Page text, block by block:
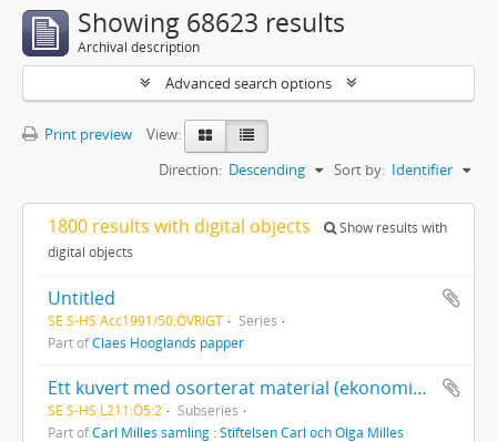
Showing 68623 results
Archival description
Advanced search options
Print preview
View:
Sort by: Identifier
Direction: Descending
1800 results with digital objects
Show results with
digital objects
Untitled
SE S-HS Acc1991/50:ÖVRIGT
Series
Part ofClaes Hooglands papper
Ett kuvert med osorterat material (ekonomihandlingar, korrespondens, kopior av protokoll, o. dyl.).
SE S-HS L211:Ö5:2
Subseries
Part ofCarl Milles samling : Stiftelsen Carl och Olga Milles